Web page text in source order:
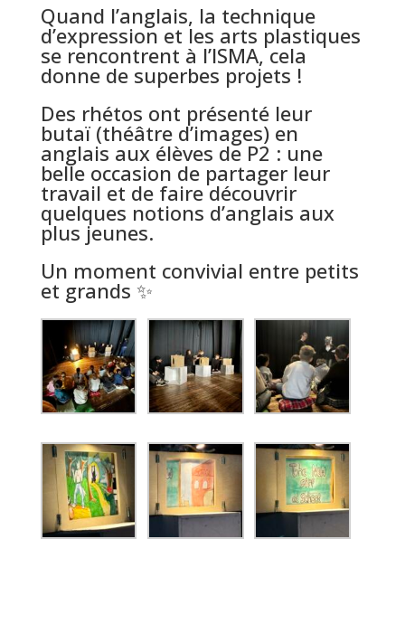
Quand l’anglais, la technique
d’expression et les arts plastiques
se rencontrent à l’ISMA, cela
donne de superbes projets !
Des rhétos ont présenté leur
butaï (théâtre d’images) en
anglais aux élèves de P2 : une
belle occasion de partager leur
travail et de faire découvrir
quelques notions d’anglais aux
plus jeunes.
Un moment convivial entre petits
et grands ✨